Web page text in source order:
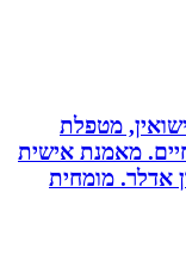
מטפלת
מאמנת אישית
מומחית